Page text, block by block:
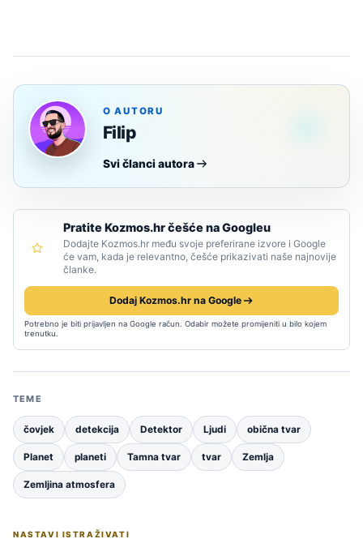
O AUTORU
Filip
Svi članci autora
Pratite Kozmos.hr češće na Googleu
Dodajte Kozmos.hr među svoje preferirane izvore i Google
će vam, kada je relevantno, češće prikazivati naše najnovije
članke.
Dodaj Kozmos.hr na Google
Potrebno je biti prijavljen na Google račun. Odabir možete promijeniti u bilo kojem
trenutku.
TEME
čovjek detekcija Detektor Ljudi obična tvar
Planet planeti Tamna tvar tvar Zemlja
Zemljina atmosfera
NASTAVI ISTRAŽIVATI